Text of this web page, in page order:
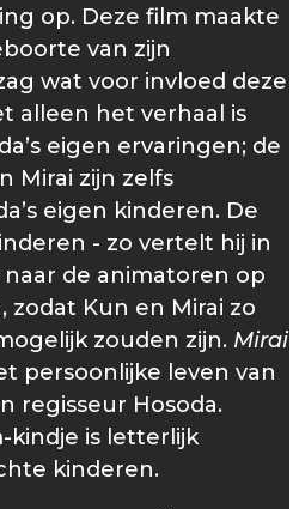
op. Deze film maakte
van zijn
wat voor invloed deze
alleen het verhaal is
eigen ervaringen; de
Mirai zijn zelfs
eigen kinderen. De
- zo vertelt hij in
de animatoren op
zodat Kun en Mirai zo
zouden zijn. Mirai
persoonlijke leven van
regisseur Hosoda.
kindje is letterlijk
kinderen.